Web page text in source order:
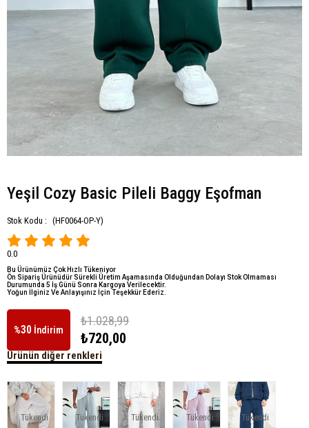
Yeşil Cozy Basic Pileli Baggy Eşofman
Stok Kodu : (HF0064-OP-Y)
0.0
Bu Ürünümüz Çok Hızlı Tükeniyor
Ön Sipariş Ürünüdür Sürekli Üretim Aşamasında Olduğundan Dolayı Stok Olmaması
Durumunda 5 İş Günü Sonra Kargoya Verilecektir.
Yoğun İlginiz Ve Anlayışınız İçin Teşekkür Ederiz.
%30 İndirim
₺1.028,99
₺720,00
Ürünün diğer renkleri
Tükendi Tükendi Tükendi Tükendi Tükendi